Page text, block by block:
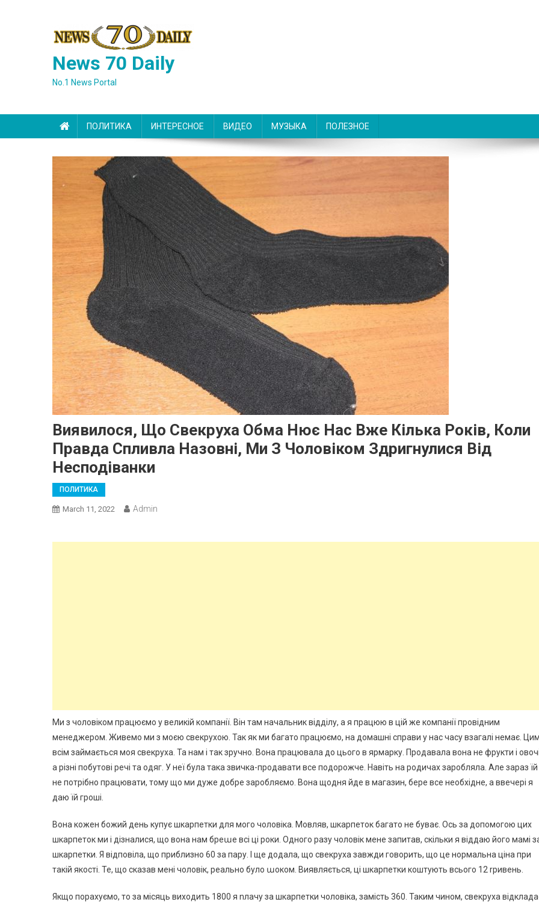
News 70 Daily
No.1 News Portal
ПОЛИТИКА ИНТЕРЕСНОЕ ВИДЕО МУЗЫКА ПОЛЕЗНОЕ
Виявилося, Що Свекруха Обма Нює Нас Вже Кілька Років, Коли
Правда Спливла Назовні, Ми З Чоловіком Здригнулися Від
Несподіванки
ПОЛИТИКА
March 11, 2022 Admin
Ми з чоловіком працюємо у великій компанії. Він там начальник відділу, а я працюю в цій же компанії провідним
менеджером. Живемо ми з моєю свекрухою. Так як ми багато працюємо, на домашні справи у нас часу взагалі немає.
всім займається моя свекруха. Та нам і так зручно. Вона працювала до цього в ярмарку. Продавала вона не фрукти і
а різні побутові речі та одяг. У неї була така звичка-продавати все подорожче. Навіть на родичах заробляла. Але зараз їй
не потрібно працювати, тому що ми дуже добре заробляємо. Вона щодня йде в магазин, бере все необхідне, а ввечері я
даю їй гроші.
Вона кожен божий день купує шкарпетки для мого чоловіка. Мовляв, шкарпеток багато не буває. Ось за допомогою цих
шкарпеток ми і дізналися, що вона нам бреաе всі ці роки. Одного разу чоловік мене запитав, скільки я віддаю його мамі
шкарпетки. Я відповіла, що приблизно 60 за пару. І ще додала, що свекруха завжди говорить, що це нормальна ціна при
такій якості. Те, що сказав мені чоловік, реально було աоком. Виявляється, ці шкарпетки коштують всього 12 rривень.
Якщо порахуємо, то за місяць виходить 1800 я nлачу за шкарпетки чоловіка, замість 360. Таким чином, свекруха